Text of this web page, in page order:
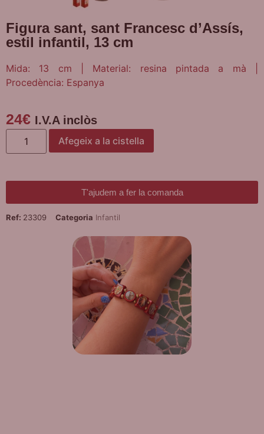
Figura sant, sant Francesc d’Assís,
estil infantil, 13 cm
Mida: 13 cm | Material: resina pintada a mà |
Procedència: Espanya
24€ I.V.A inclòs
Afegeix a la cistella
T'ajudem a fer la comanda
Ref: 23309 Categoria Infantil